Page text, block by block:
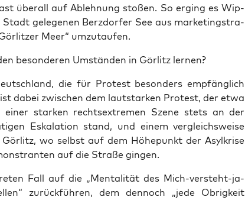
über­all auf Ableh­nung sto­ßen. So erging es Wip­
Stadt gele­ge­nen Berz­dor­fer See aus mar­ke­ting­stra­
Meer“ umzutaufen.
beson­de­ren Umstän­den in Gör­litz lernen?
die für Pro­test beson­ders emp­fäng­lich
dabei zwi­schen dem laut­star­ken Pro­test, der etwa
star­ken rechts­extre­men Sze­ne stets an der
Eska­la­ti­on stand, und einem ver­gleichs­wei­se
wo selbst auf dem Höhe­punkt der Asyl­kri­se
auf die Stra­ße gingen.
Fall auf die „Men­ta­li­tät des Mich-ver­steht-ja-
zurück­füh­ren, dem den­noch „jede Obrig­keit